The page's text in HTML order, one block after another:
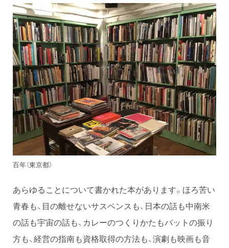
百年（東京都）
あらゆることについて書かれた本があります。ほろ苦い
青春も、目の離せないサスペンスも、日本の話も中南米
の話も宇宙の話も、カレーのつくりかたもバットの振り
方も、経営の指南も資格取得の方法も、演劇も映画も音